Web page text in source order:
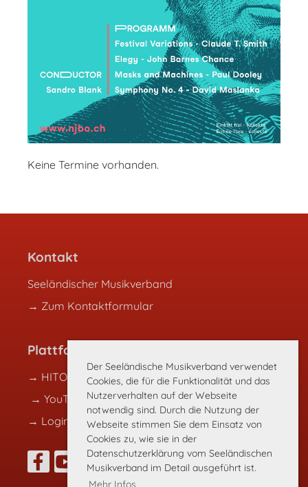
Der Seeländische Musikverband verwendet
Cookies, die für die Funktionalität und das
Nutzerverhalten auf der Webseite
notwendig sind. Durch die Nutzung der
Webseite stimmen Sie dem Einsatz von
Cookies zu, wie sie in der
Datenschutzerklärung vom Seeländischen
Musikverband im Detail ausgeführt ist.
Mehr Infos
Keine Termine vorhanden.
Kontakt
Seeländischer Musikverband
→ Zum Kontaktformular
Plattformen
→ HITOBITO
→ YouTube
→ Login